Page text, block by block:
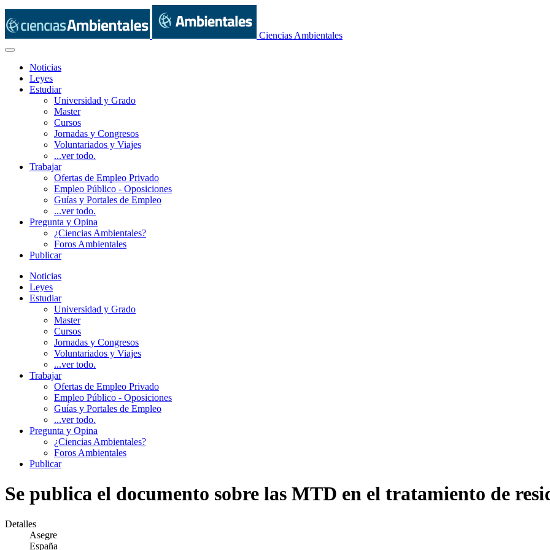
Ciencias Ambientales
Noticias
Leyes
Estudiar
Universidad y Grado
Master
Cursos
Jornadas y Congresos
Voluntariados y Viajes
...ver todo.
Trabajar
Ofertas de Empleo Privado
Empleo Público - Oposiciones
Guías y Portales de Empleo
...ver todo.
Pregunta y Opina
¿Ciencias Ambientales?
Foros Ambientales
Publicar
Noticias
Leyes
Estudiar
Universidad y Grado
Master
Cursos
Jornadas y Congresos
Voluntariados y Viajes
...ver todo.
Trabajar
Ofertas de Empleo Privado
Empleo Público - Oposiciones
Guías y Portales de Empleo
...ver todo.
Pregunta y Opina
¿Ciencias Ambientales?
Foros Ambientales
Publicar
Se publica el documento sobre las MTD en el tratamiento de
Detalles
Asegre
España